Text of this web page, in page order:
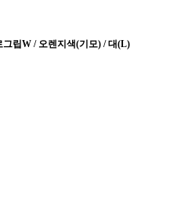
립W / 오렌지색(기모) / 대(L)